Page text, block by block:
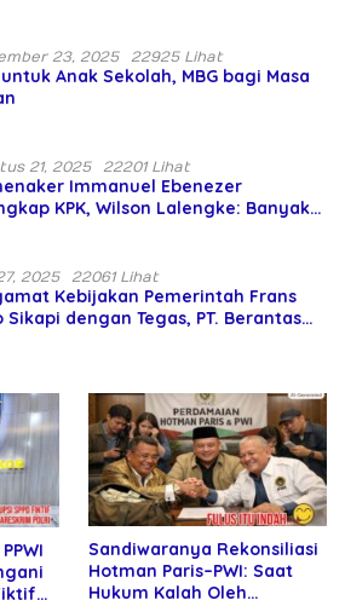
23, 2025 22925 Lihat
untuk Anak Sekolah, MBG bagi Masa
21, 2025 22201 Lihat
Immanuel Ebenezer
KPK, Wilson Lalengke: Banyak
2025 22061 Lihat
Kebijakan Pemerintah Frans
Sikapi dengan Tegas, PT. Berantas
Sandiwaranya Rekonsiliasi
Hotman Paris–PWI: Saat
Hukum Kalah Oleh